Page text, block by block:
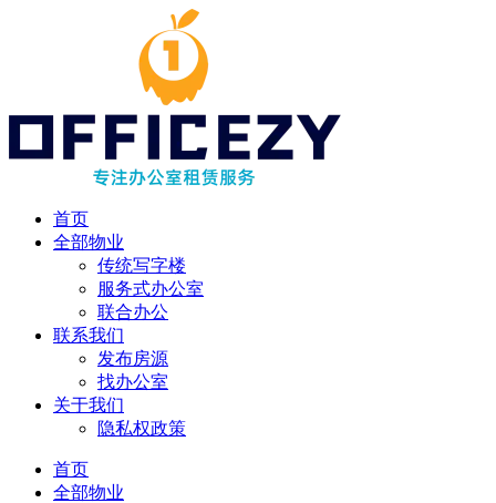
首页
全部物业
传统写字楼
服务式办公室
联合办公
联系我们
发布房源
找办公室
关于我们
隐私权政策
首页
全部物业